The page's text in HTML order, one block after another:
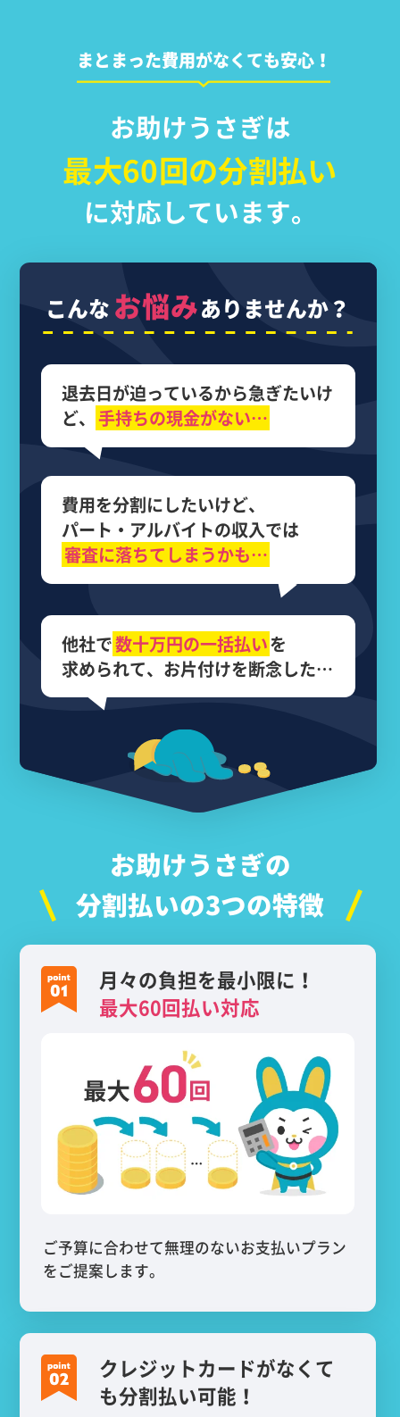
まとまった費用がなくても安心！
お助けうさぎは
最大60回の分割払い
に対応しています。
こんなお悩みありませんか？
退去日が迫っているから急ぎたいけ
ど、 手持ちの現金がない…
費用を分割にしたいけど、
パート・アルバイトの収入では
審査に落ちてしまうかも…
他社で数十万円の一括払いを
求められて、 お片付けを断念した…
お助けうさぎの
分割払いの3つの特徴
月々の負担を最小限に！
最大60回払い対応
ご予算に合わせて無理のないお支払いプラン
をご提案します。
クレジットカードがなくて
も分割払い可能！